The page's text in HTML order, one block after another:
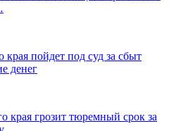
края пойдет под суд за сбыт
денег
края грозит тюремный срок за